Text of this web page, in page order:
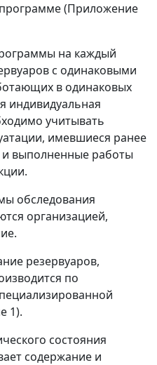
(Приложение
на каждый
с одинаковыми
в одинаковых
индивидуальная
учитывать
имевшиеся ранее
и выполненные работы
обследования
организацией,
резервуаров,
по
1).
состояния
содержание и